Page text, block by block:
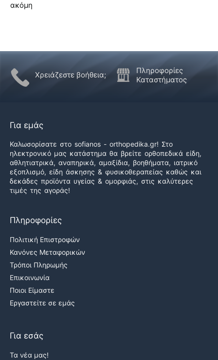
ακόμη
Χρειάζεστε βοήθεια;
Πληροφορίες
Καταστήματος
Για εμάς
Καλωσορίσατε στο sofianos - orthopedika.gr! Στο
ηλεκτρονικό μας κατάστημα θα βρείτε ορθοπεδικά είδη,
αθλητιατρικά, αναπηρικά, αμαξίδια, βοηθήματα, ιατρικό
εξοπλισμό, είδη άσκησης & φυσικοθεραπείας καθώς και
δεκάδες προϊόντα υγείας & ομορφιάς, στις καλύτερες
τιμές της αγοράς!
Πληροφορίες
Πολιτική Επιστροφών
Κανόνες Μεταφορικών
Τρόποι Πληρωμής
Επικοινωνία
Ποιοι Είμαστε
Εργαστείτε σε εμάς
Για εσάς
Τα νέα μας!